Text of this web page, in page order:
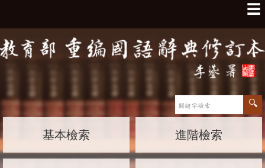
☰
基本檢索 進階檢索